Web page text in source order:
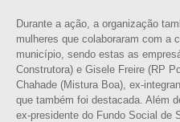
Durante a ação, a organização
mulheres que colaboraram com a
município, sendo estas as
Construtora) e Gisele Freire (RP
Chahade (Mistura Boa), ex-
que também foi destacada. Além
ex-presidente do Fundo Social de